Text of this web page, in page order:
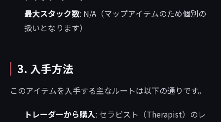
最大スタック数: N/A（マップアイテムのため個別の
扱いとなります）
3. 入手方法
このアイテムを入手する主なルートは以下の通りです。
トレーダーから購入: セラピスト（Therapist）のレ